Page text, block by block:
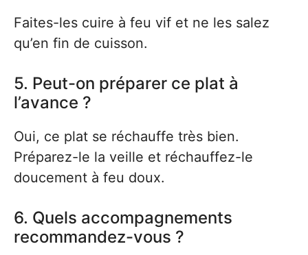
Faites-les cuire à feu vif et ne les salez
qu’en fin de cuisson.
5. Peut-on préparer ce plat à
l’avance ?
Oui, ce plat se réchauffe très bien.
Préparez-le la veille et réchauffez-le
doucement à feu doux.
6. Quels accompagnements
recommandez-vous ?